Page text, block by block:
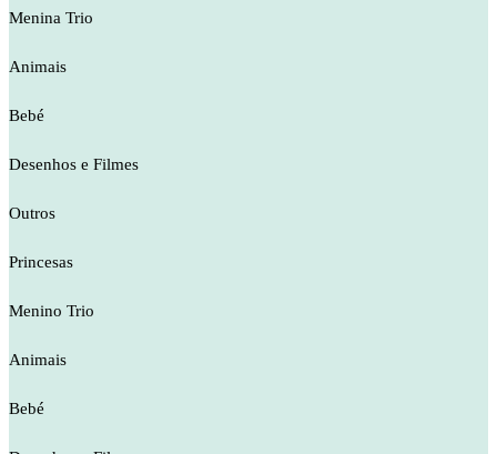
Menina Trio
Animais
Bebé
Desenhos e Filmes
Outros
Princesas
Menino Trio
Animais
Bebé